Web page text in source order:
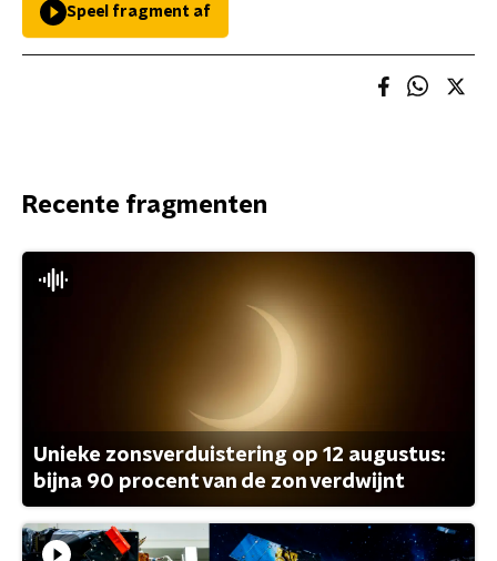
Speel fragment af
Recente fragmenten
Unieke zonsverduistering op 12 augustus:
bijna 90 procent van de zon verdwijnt